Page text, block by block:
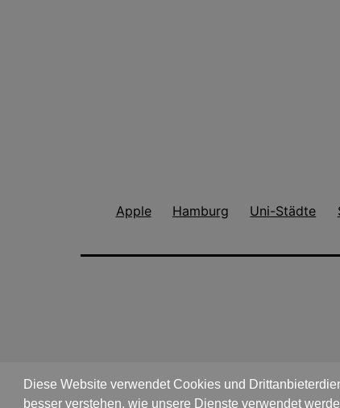
Apple Hamburg Uni-Städte
Diese Website verwendet Cookies und
besser verstehen, wie unsere Dienste verwendet